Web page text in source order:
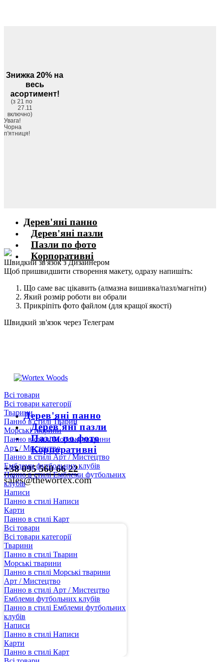
Знижка 20% на
весь
асортимент!
(з 21 по
27.11
включно)
Увага!
Чорна
п'ятниця!
Дерев'яні панно
Дерев'яні пазли
Пазли по фото
Корпоративні
Швидкий зв'язок з Дизайнером
Щоб пришвидшити створення макету, одразу напишіть:
Що саме вас цікавить (алмазна вишивка/пазл/магніти)
Який розмір роботи ви обрали
Прикріпіть фото файлом (для кращої якості)
Швидкий зв'язок через Телеграм
Дерев'яні панно
Дерев'яні пазли
Пазли по фото
Корпоративні
+38 095 560 66 22
sales@thewortex.com
Всі товари
Всі товари категорії
Тварини
Панно в стилі Тварин
Морські тварини
Панно в стилі Морські тварини
Арт / Мистецтво
Панно в стилі Арт / Мистецтво
Емблеми футбольних клубів
Панно в стилі Емблеми футбольних
клубів
Написи
Панно в стилі Написи
Карти
Панно в стилі Карт
Всі товари
Всі товари категорії
Тварини
Панно в стилі Тварин
Морські тварини
Панно в стилі Морські тварини
Арт / Мистецтво
Панно в стилі Арт / Мистецтво
Емблеми футбольних клубів
Панно в стилі Емблеми футбольних
клубів
Написи
Панно в стилі Написи
Карти
Панно в стилі Карт